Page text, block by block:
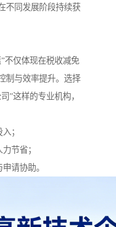
不同发展阶段持续获
不仅体现在税收减免
制与效率提升。选择
”这样的专业机构，
；
节省；
请协助。